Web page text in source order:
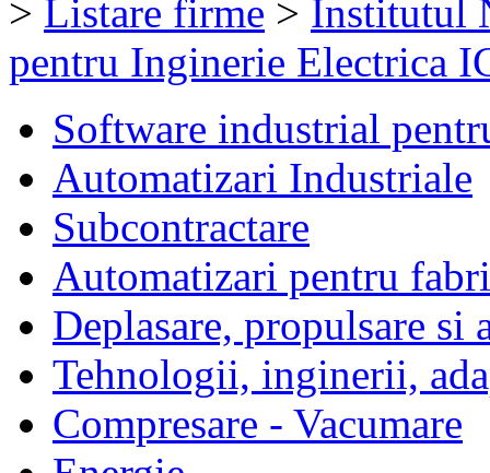
> Listare firme > Institutul
pentru Inginerie Electrica
Software industrial
Automatizari Industriale
Subcontractare
Automatizari pentru
Deplasare, propulsare si
Tehnologii, inginerii,
Compresare - Vacumare